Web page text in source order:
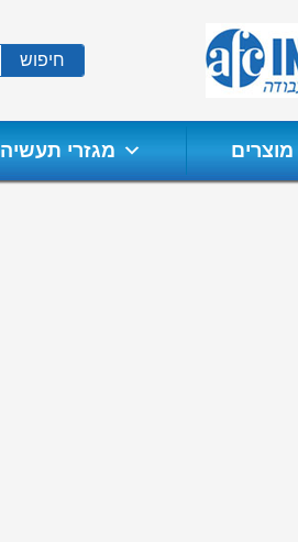
חיפוש
מגזרי תעשיה מוצרים